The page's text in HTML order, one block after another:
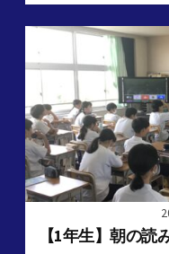
テ
ゴ
【1年生】朝の読